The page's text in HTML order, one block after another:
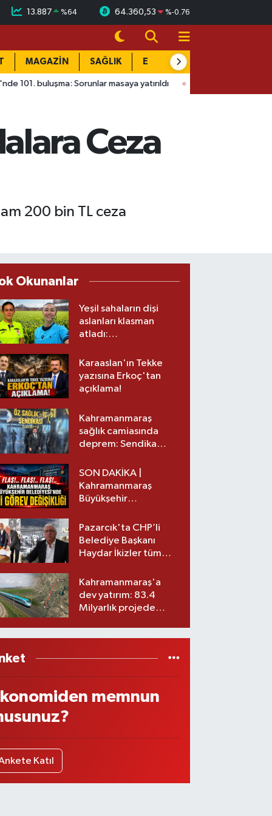
13.887 %64 64.360,53 %-0.76
MAGAZİN SAĞLIK EĞİTİM
Sorunlar masaya yatırıldı 15:41 Ağustos Fuarı'nda
Ceza
200 bin TL ceza
Okunanlar
Yeşil sahaların dişi
aslanları klasman
atladı:
üst lige iki transfer!
Karaaslan'ın Tekke
yazısına Erkoç'tan
açıklama!
Kahramanmaraş
sağlık camiasında
deprem: Sendika
SON DAKİKA |
Kahramanmaraş
Büyükşehir
görev değişikliği!
Pazarcık'ta CHP’li
Belediye Başkanı
Haydar İkizler tüm
yeni partisi
Kahramanmaraş'a
dev yatırım: 83.4
Milyarlık projede
memnun
Katıl